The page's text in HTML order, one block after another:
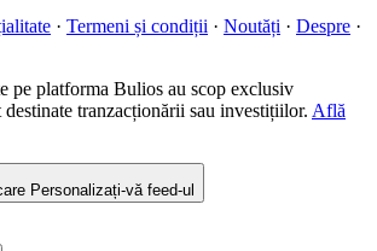
· Termeni și condiții · Noutăți · Despre ·
pe platforma Bulios au scop exclusiv
tranzacționării sau investițiilor. Află
Personalizați-vă feed-ul